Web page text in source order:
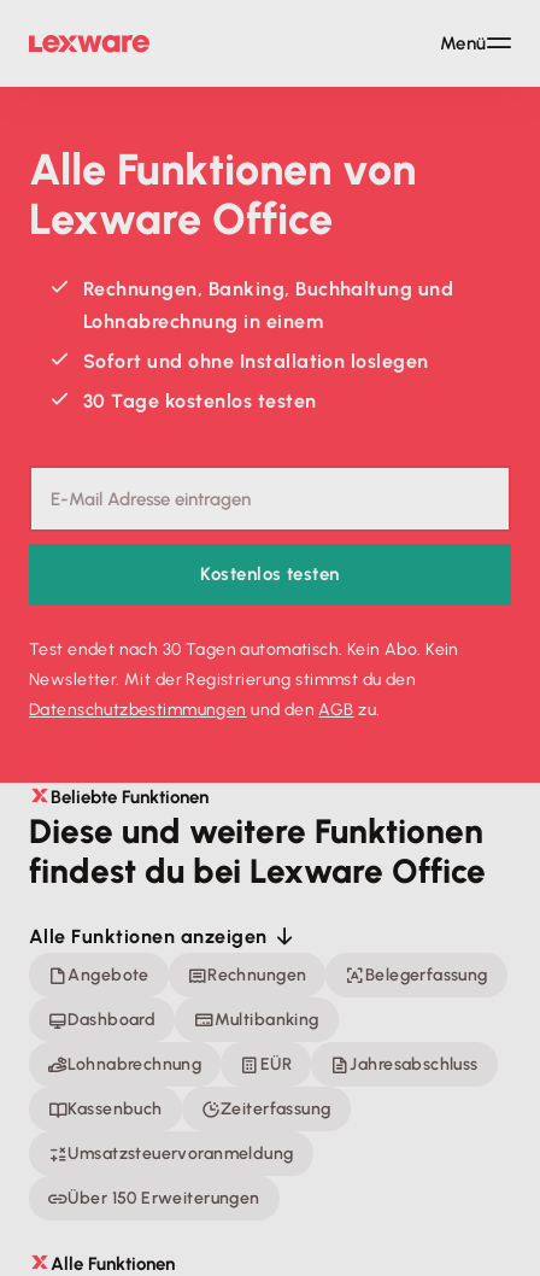
Alle Funktionen von
Lexware Office
Rechnungen, Banking, Buchhaltung und
Lohnabrechnung in einem
Sofort und ohne Installation loslegen
30 Tage kostenlos testen
Kostenlos testen
Test endet nach 30 Tagen automatisch. Kein Abo. Kein
Newsletter. Mit der Registrierung stimmst du den
Datenschutz­bestimmungen und denAGB zu.
Beliebte Funktionen
Diese und weitere Funktionen
findest du bei Lexware Office
Alle Funktionen anzeigen
Angebote Rechnungen Belegerfassung
Dashboard Multibanking
Lohnabrechnung EÜR Jahresabschluss
Kassenbuch Zeiterfassung
Umsatzsteuervoranmeldung
Über 150 Erweiterungen
Alle Funktionen
Menü